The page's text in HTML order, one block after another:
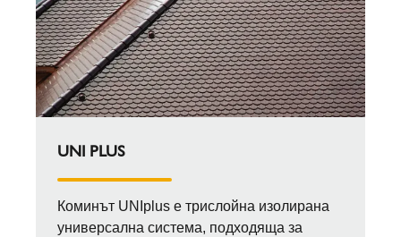
UNI PLUS
Коминът UNIplus е трислойна изолирана
универсална система, подходяща за